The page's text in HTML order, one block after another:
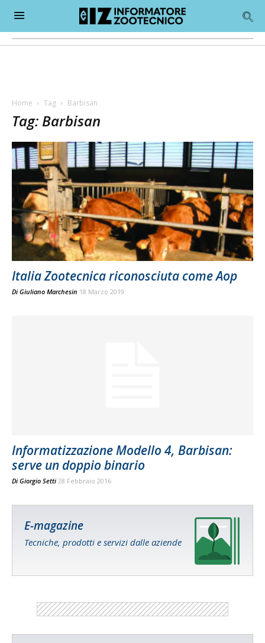
Home Tag Barbisan
Tag: Barbisan
Italia Zootecnica riconosciuta come Aop
Di Giuliano Marchesin 18 Marzo 2019
Informatizzazione Modello 4, Barbisan:
serve un doppio binario
Di Giorgio Setti 28 Febbraio 2016
E-magazine
Tecniche, prodotti e servizi dalle aziende